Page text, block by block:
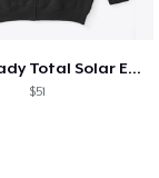
Feline Shady Total Solar Eclipse Toledo
$51